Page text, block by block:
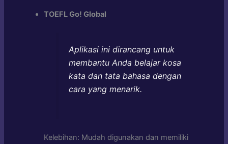
TOEFL Go! Global
Aplikasi ini dirancang untuk
membantu Anda belajar kosa
kata dan tata bahasa dengan
cara yang menarik.
Kelebihan: Mudah digunakan dan memiliki